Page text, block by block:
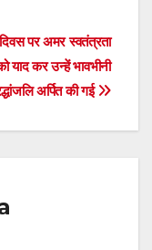
gr
a
m
e
dI
n
di
t
पर अमर स्वतंत्रता
याद कर उन्हें भावभीनी
अर्पित की गई